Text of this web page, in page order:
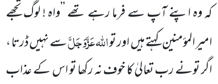
کہ وہ اپنے آپ سے فرما رہے تھے ’’واہ ! لوگ تجھے
امیر المؤمنین کہتے ہیںاور تواللہعَزَّوَجَلَّسے نہیں ڈرتا ،
اگر تونے رب تعالیٰ کا خوف نہ رکھا تو اس کے عذاب